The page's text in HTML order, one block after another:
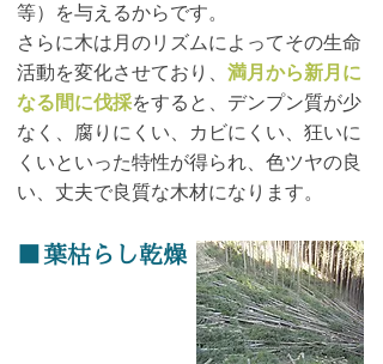
等）を与えるからです。
さらに木は月のリズムによってその生命
活動を変化させており、 満月から新月に
なる間に伐採をすると、デンプン質が少
なく、腐りにくい、カビにくい、狂いに
くいといった特性が得られ、色ツヤの良
い、丈夫で良質な木材になります。
葉枯らし​乾燥